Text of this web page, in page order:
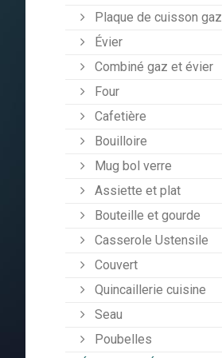
Plaque de cuisson gaz
Évier
Combiné gaz et évier
Four
Cafetière
Bouilloire
Mug bol verre
Assiette et plat
Bouteille et gourde
Casserole Ustensile
Couvert
Quincaillerie cuisine
Seau
Poubelles